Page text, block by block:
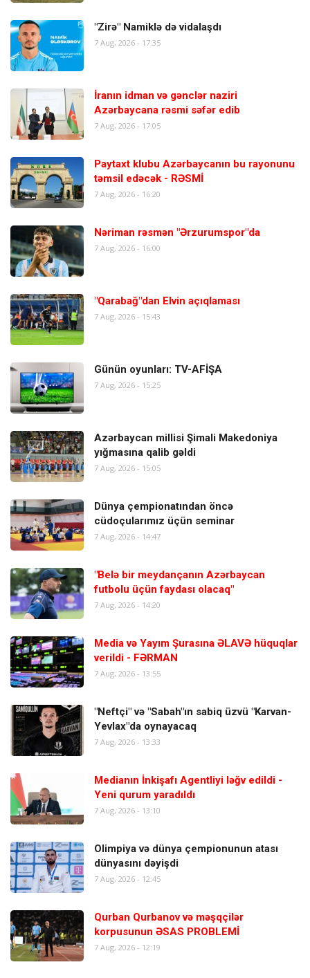
"Zirə" Namiklə də vidalaşdı
7 Aug, 2026 - 17:35
İranın idman və gənclər naziri
Azərbaycana rəsmi səfər edib
7 Aug, 2026 - 17:05
Paytaxt klubu Azərbaycanın bu rayonunu
təmsil edəcək - RƏSMİ
7 Aug, 2026 - 16:20
Nəriman rəsmən "Ərzurumspor"da
7 Aug, 2026 - 16:00
"Qarabağ"dan Elvin açıqlaması
7 Aug, 2026 - 15:43
Günün oyunları: TV-AFİŞA
7 Aug, 2026 - 15:25
Azərbaycan millisi Şimali Makedoniya
yığmasına qalib gəldi
7 Aug, 2026 - 15:05
Dünya çempionatından öncə
cüdoçularımız üçün seminar
7 Aug, 2026 - 14:47
"Belə bir meydançanın Azərbaycan
futbolu üçün faydası olacaq"
7 Aug, 2026 - 14:20
Media və Yayım Şurasına ƏLAVƏ hüquqlar
verildi - FƏRMAN
7 Aug, 2026 - 13:55
"Neftçi" və "Sabah"ın sabiq üzvü "Karvan-
Yevlax"da oynayacaq
7 Aug, 2026 - 13:33
Medianın İnkişafı Agentliyi ləğv edildi -
Yeni qurum yaradıldı
7 Aug, 2026 - 13:10
Olimpiya və dünya çempionunun atası
dünyasını dəyişdi
7 Aug, 2026 - 12:45
Qurban Qurbanov və məşqçilər
korpusunun ƏSAS PROBLEMİ
7 Aug, 2026 - 12:19